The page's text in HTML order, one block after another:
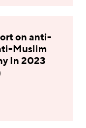
on anti-
Muslim
In 2023